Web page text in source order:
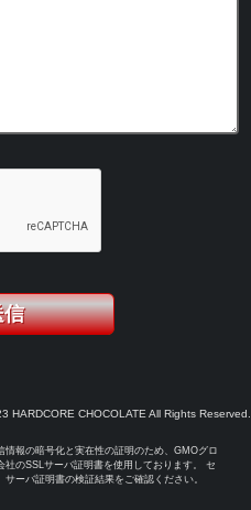
HARDCORE CHOCOLATE All Rights Reserved.
情報の暗号化と実在性の証明のため、GMOグロ
社のSSLサーバ証明書を使用しております。 セ
サーバ証明書の検証結果をご確認ください。